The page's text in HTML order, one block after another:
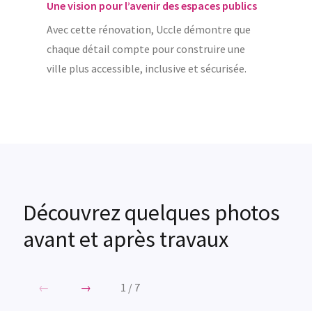
Une vision pour l’avenir des espaces publics
Avec cette rénovation, Uccle démontre que
chaque détail compte pour construire une
ville plus accessible, inclusive et sécurisée.
Découvrez quelques photos
avant et après travaux
← → 1 / 7